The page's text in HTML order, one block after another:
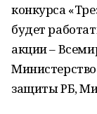
конкурса
будет
акции –
защиты РБ,